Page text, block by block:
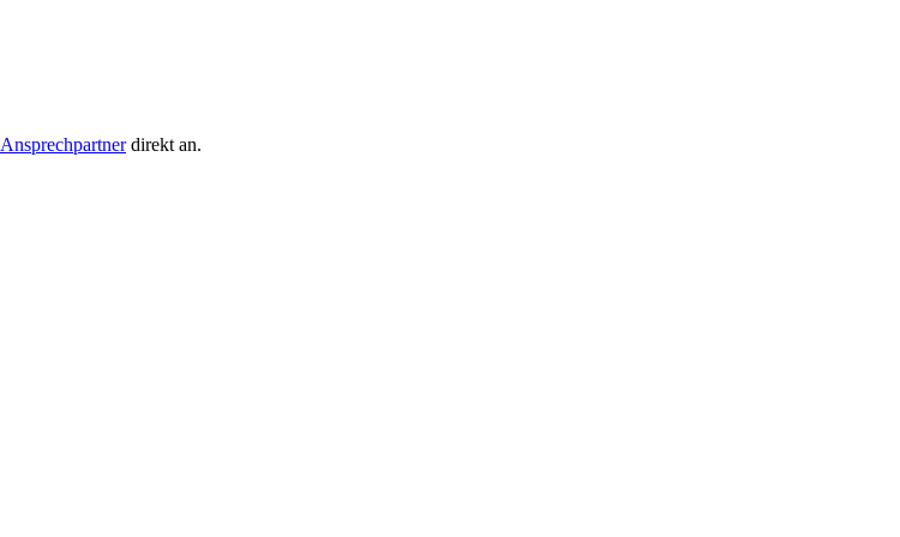
Ansprechpartnerdirekt an.